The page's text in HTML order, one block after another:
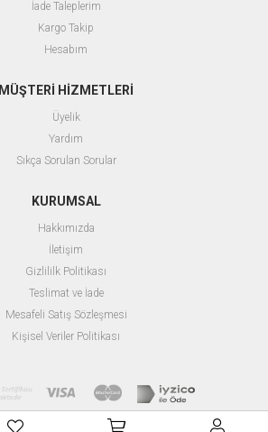
İade Taleplerim
Kargo Takip
Hesabım
MÜŞTERİ HİZMETLERİ
Üyelik
Yardım
Sıkça Sorulan Sorular
KURUMSAL
Hakkımızda
İletişim
Gizlililk Politikası
Teslimat ve İade
Mesafeli Satış Sözleşmesi
Kişisel Veriler Politikası